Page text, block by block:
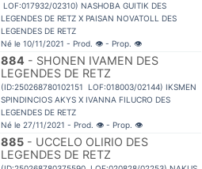
LOF:017932/02310) NASHOBA GUITIK DES
LEGENDES DE RETZ X PAISAN NOVATOLL DES
LEGENDES DE RETZ
Né le 10/11/2021 - Prod. 👁 - Prop. 👁
884 - SHONEN IVAMEN DES
LEGENDES DE RETZ
(ID:250268780102151 LOF:018003/02144) IKSMEN
SPINDINCIOS AKYS X IVANNA FILUCRO DES
LEGENDES DE RETZ
Né le 27/11/2021 - Prod. 👁 - Prop. 👁
885 - UCCELO OLIRIO DES
LEGENDES DE RETZ